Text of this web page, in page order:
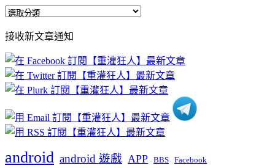
全
文
章
分
類
接收新文章通知
android android 遊戲 APP BBS Facebook